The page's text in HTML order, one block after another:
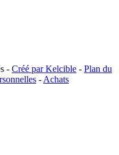
- Créé par Kelcible - Plan du
- Achats